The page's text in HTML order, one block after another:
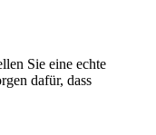
Sie eine echte
dafür, dass